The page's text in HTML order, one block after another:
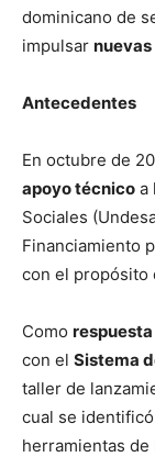
dominicano de
impulsar
Antecedentes
En octubre de
apoyo técnico a
Sociales
Financiamiento
con el propósito
Como respuesta
con el Sistema
taller de
cual se
herramientas de